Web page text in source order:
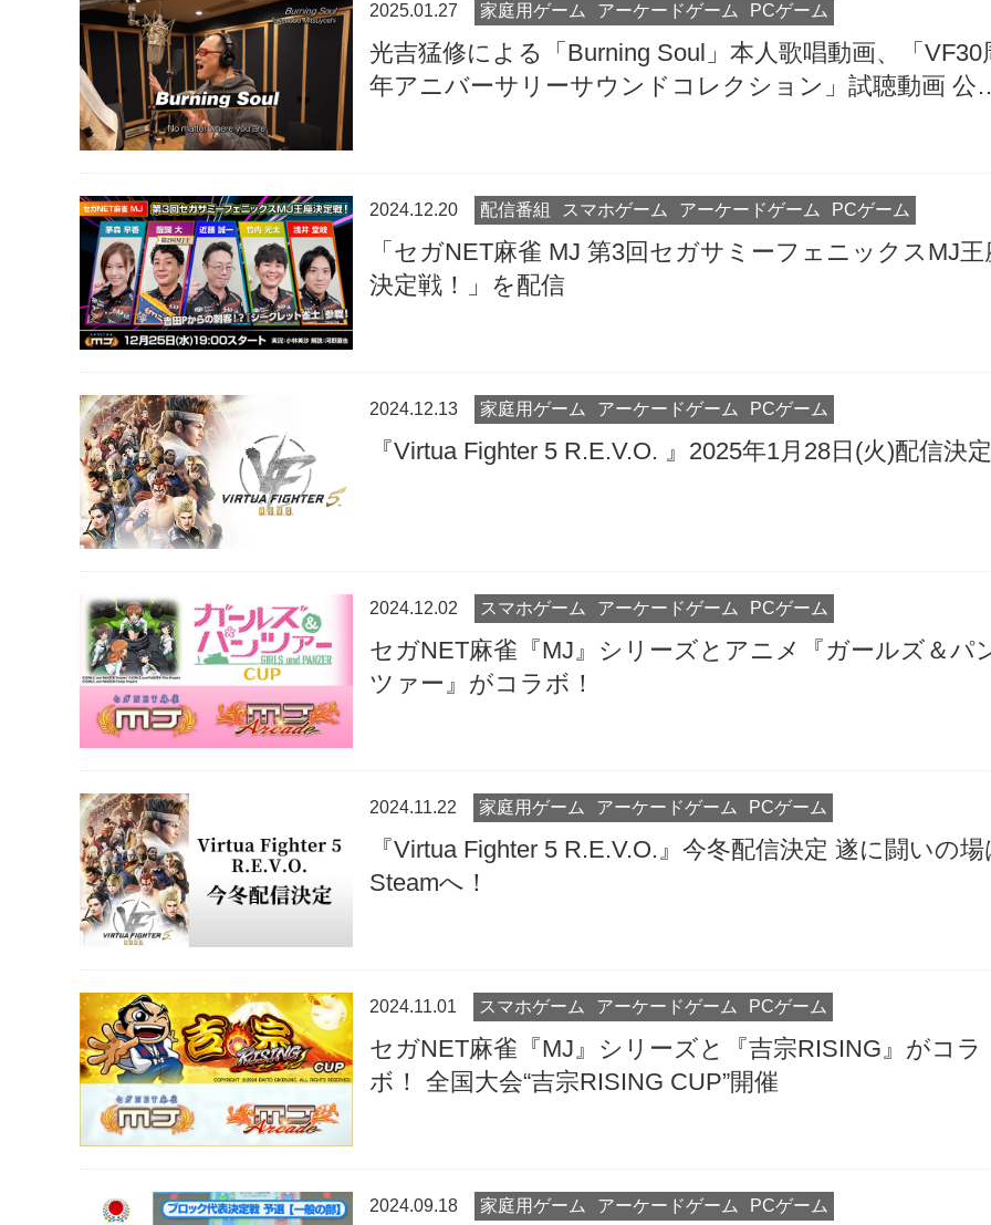
2025.01.27 家庭用ゲーム アーケードゲーム PCゲーム
光吉猛修による「Burning Soul」本人歌唱動画、「VF30
年アニバーサリーサウンドコレクション」試聴動画 公
2024.12.20 配信番組 スマホゲーム アーケードゲーム PCゲーム
「セガNET麻雀 MJ 第3回セガサミーフェニックスMJ王
決定戦！」を配信
2024.12.13 家庭用ゲーム アーケードゲーム PCゲーム
『Virtua Fighter 5 R.E.V.O. 』2025年1月28日(火)配信決
2024.12.02 スマホゲーム アーケードゲーム PCゲーム
セガNET麻雀『MJ』シリーズとアニメ『ガールズ＆パ
ツァー』がコラボ！
2024.11.22 家庭用ゲーム アーケードゲーム PCゲーム
『Virtua Fighter 5 R.E.V.O.』今冬配信決定 遂に闘いの
Steamへ！
2024.11.01 スマホゲーム アーケードゲーム PCゲーム
セガNET麻雀『MJ』シリーズと『吉宗RISING』がコラ
ボ！ 全国大会“吉宗RISING CUP”開催
2024.09.18 家庭用ゲーム アーケードゲーム PCゲーム